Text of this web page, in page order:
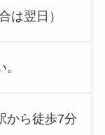
は翌日）
から徒歩7分